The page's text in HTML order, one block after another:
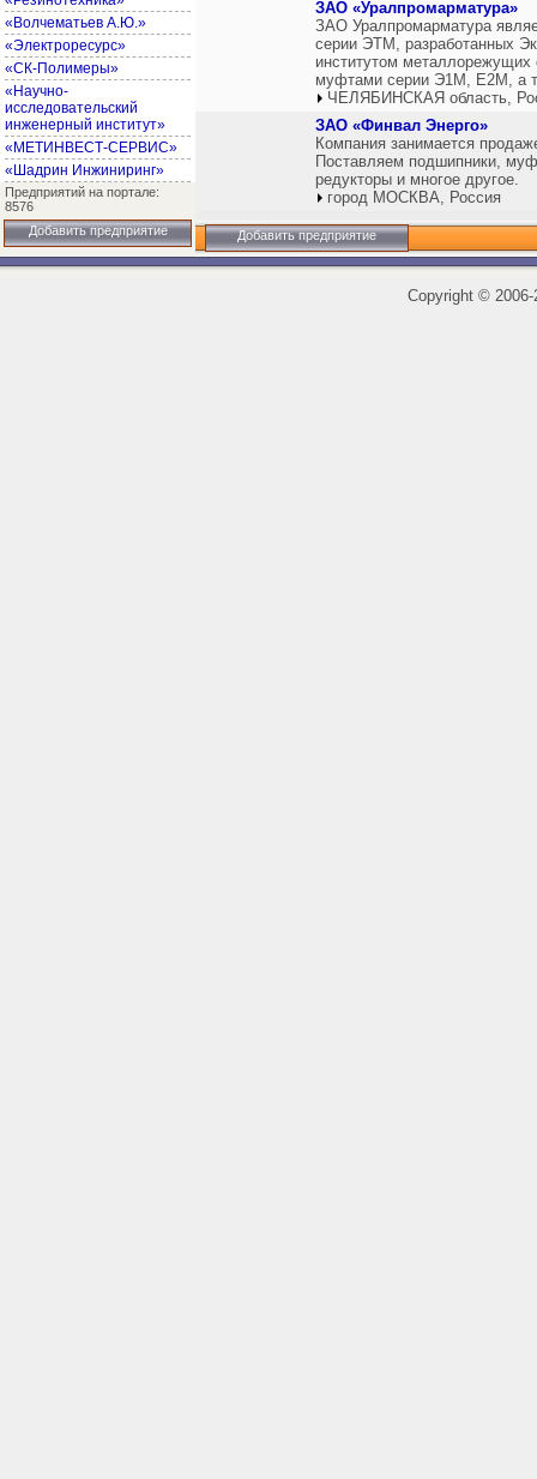
«Волчематьев А.Ю.»
«Электроресурс»
«СК-Полимеры»
«Научно-
исследовательский
инженерный институт»
«МЕТИНВЕСТ-СЕРВИС»
«Шадрин Инжиниринг»
Предприятий на портале:
8576
Добавить предприятие
ЗАО «Уралпромарматура»
ЗАО Уралпромарматура
серии ЭТМ, разработанных
институтом металлорежущих
муфтами серии Э1М, Е2М, а
ЧЕЛЯБИНСКАЯ область,
ЗАО «Финвал Энерго»
Компания занимается
Поставляем подшипники,
редукторы и многое другое.
город МОСКВА, Россия
Добавить предприятие
Copyright ©